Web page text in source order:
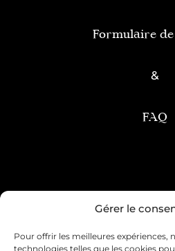
Gérer le
Pour offrir les meilleures expériences,
technologies telles que les cookies
Formulaire
&
FAQ
Condition
Mentions légales